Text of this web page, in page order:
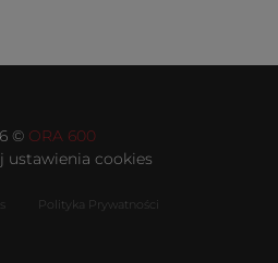
© ORA 600
ustawienia cookies
Polityka Prywatności